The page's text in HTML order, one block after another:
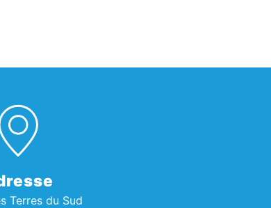
Terres du Sud